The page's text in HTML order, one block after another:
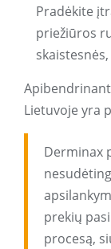
Pradėkite
priežiūros
Lietuvoje yra
Derminax
prekių
procesą,